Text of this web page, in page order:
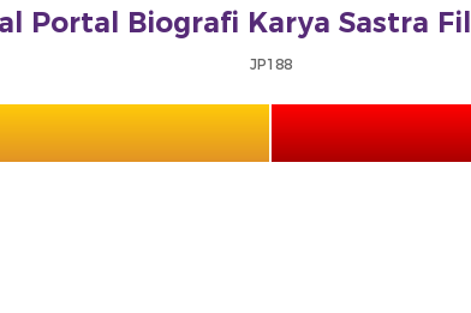
Portal Biografi Karya Sastra
JP188